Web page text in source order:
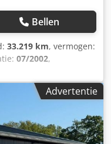
Bellen
33.219 km, vermogen:
07/2002,
(TÜV):11/2022,
,
cilinder rijmotor van
*
Advertentie